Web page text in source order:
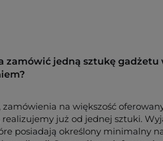
zamówić jedną sztukę gadżetu
zamówienia na większość
już od jednej sztuki.
posiadają określony minimalny